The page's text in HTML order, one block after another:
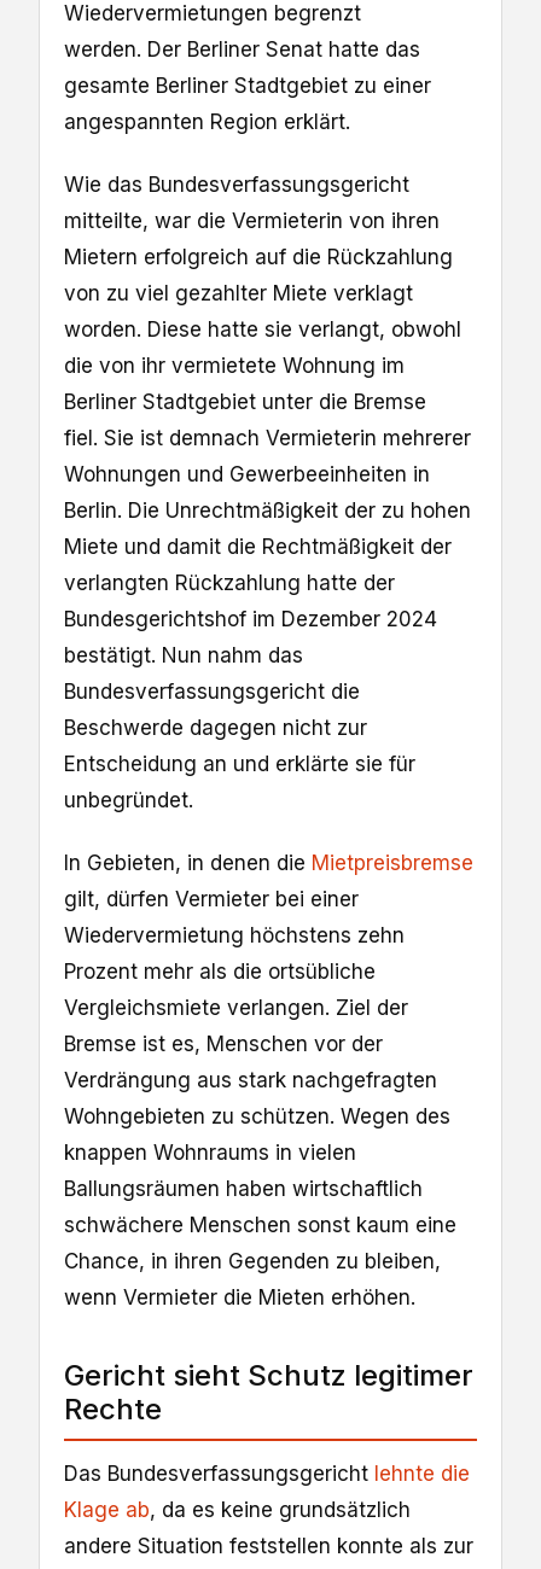
Wiedervermietungen begrenzt
werden. Der Berliner Senat hatte das
gesamte Berliner Stadtgebiet zu einer
angespannten Region erklärt.
Wie das Bundesverfassungsgericht
mitteilte, war die Vermieterin von ihren
Mietern erfolgreich auf die Rückzahlung
von zu viel gezahlter Miete verklagt
worden. Diese hatte sie verlangt, obwohl
die von ihr vermietete Wohnung im
Berliner Stadtgebiet unter die Bremse
fiel. Sie ist demnach Vermieterin mehrerer
Wohnungen und Gewerbeeinheiten in
Berlin. Die Unrechtmäßigkeit der zu hohen
Miete und damit die Rechtmäßigkeit der
verlangten Rückzahlung hatte der
Bundesgerichtshof im Dezember 2024
bestätigt. Nun nahm das
Bundesverfassungsgericht die
Beschwerde dagegen nicht zur
Entscheidung an und erklärte sie für
unbegründet.
In Gebieten, in denen die Mietpreisbremse
gilt, dürfen Vermieter bei einer
Wiedervermietung höchstens zehn
Prozent mehr als die ortsübliche
Vergleichsmiete verlangen. Ziel der
Bremse ist es, Menschen vor der
Verdrängung aus stark nachgefragten
Wohngebieten zu schützen. Wegen des
knappen Wohnraums in vielen
Ballungsräumen haben wirtschaftlich
schwächere Menschen sonst kaum eine
Chance, in ihren Gegenden zu bleiben,
wenn Vermieter die Mieten erhöhen.
Gericht sieht Schutz legitimer
Rechte
Das Bundesverfassungsgericht lehnte die
Klage ab, da es keine grundsätzlich
andere Situation feststellen konnte als zur